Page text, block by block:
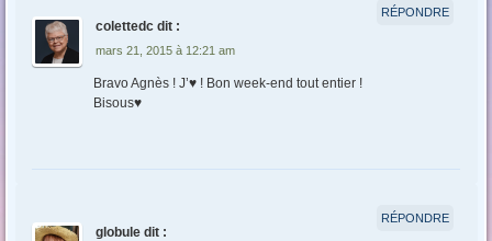
colettedc dit :
mars 21, 2015 à 12:21 am
Bravo Agnès ! J’♥ ! Bon week-end tout entier !
Bisous♥
RÉPONDRE
globule dit :
RÉPONDRE